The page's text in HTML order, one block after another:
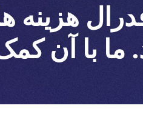
هزینه
ما با آن